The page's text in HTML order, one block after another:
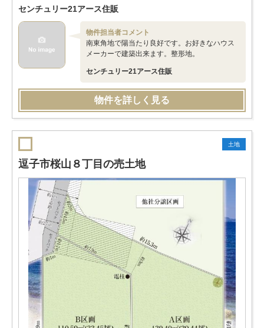
センチュリー21アース住販
物件担当者コメント
南東角地で陽当たり良好です。お好きなハウス
メーカーで建築出来ます。整形地。
センチュリー21アース住販
物件を詳しく見る
土地
逗子市桜山８丁目の売土地